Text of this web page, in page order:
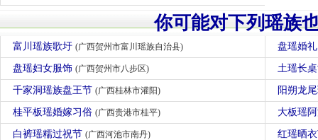
你可能对下列瑶族
富川瑶族歌圩 (广西贺州市富川瑶族自治县) 盘瑶婚
盘瑶妇女服饰 (广西贺州市八步区) 土瑶长
千家洞瑶族盘王节 (广西桂林市灌阳) 阳朔龙
桂平板瑶婚嫁习俗 (广西贵港市桂平) 大板瑶
白裤瑶糯过祝节 (广西河池市南丹) 红瑶晒